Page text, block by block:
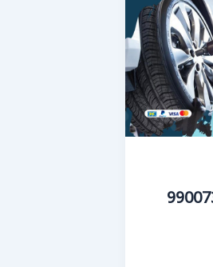
متنقل 99007355